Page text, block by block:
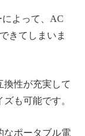
によって、AC
きてしまいま
換性が充実して
も可能です。
なポータブル電